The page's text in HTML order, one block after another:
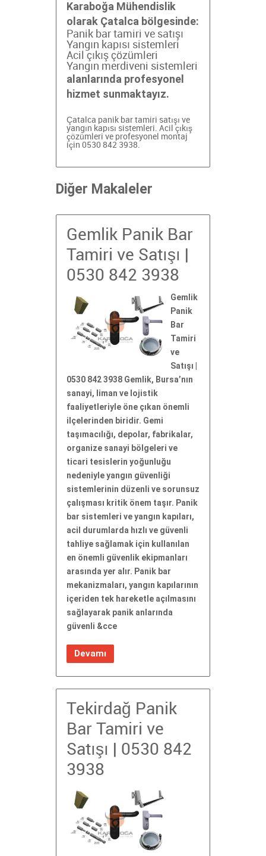
Karaboğa Mühendislik
olarak Çatalca bölgesinde:
Panik bar tamiri ve satışı
Yangın kapısı sistemleri
Acil çıkış çözümleri
Yangın merdiveni sistemleri
alanlarında profesyonel
hizmet sunmaktayız.
Çatalca panik bar tamiri satışı ve
yangın kapısı sistemleri. Acil çıkış
çözümleri ve profesyonel montaj
için 0530 842 3938.
Diğer Makaleler
Gemlik Panik Bar
Tamiri ve Satışı |
0530 842 3938
Gemlik
Panik
Bar
Tamiri
ve
Satışı |
0530 842 3938 Gemlik, Bursa’nın
sanayi, liman ve lojistik
faaliyetleriyle öne çıkan önemli
ilçelerinden biridir. Gemi
taşımacılığı, depolar, fabrikalar,
organize sanayi bölgeleri ve
ticari tesislerin yoğunluğu
nedeniyle yangın güvenliği
sistemlerinin düzenli ve sorunsuz
çalışması kritik önem taşır. Panik
bar sistemleri ve yangın kapıları,
acil durumlarda hızlı ve güvenli
tahliye sağlamak için kullanılan
en önemli güvenlik ekipmanları
arasında yer alır. Panik bar
mekanizmaları, yangın kapılarının
içeriden tek hareketle açılmasını
sağlayarak panik anlarında
güvenli &cce
Devamı
Tekirdağ Panik
Bar Tamiri ve
Satışı | 0530 842
3938